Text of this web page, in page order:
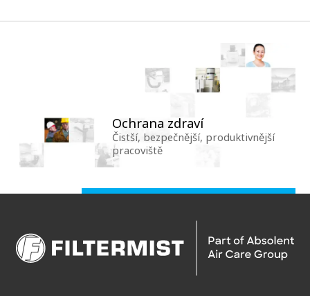
Ochrana zdraví
Čistší, bezpečnější, produktivnější
pracoviště